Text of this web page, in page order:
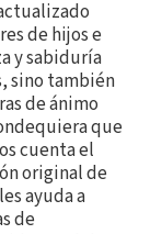
de hijos e
y sabiduría
sino también
de ánimo
que
cuenta el
original de
ayuda a
de